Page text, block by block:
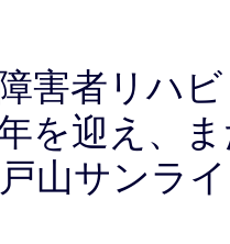
障害者リハ
を迎え、
山サンラ